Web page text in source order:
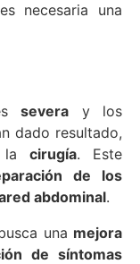
necesaria una
severa y los
dado resultado,
la cirugía. Este
de los
abdominal.
una mejora
de síntomas